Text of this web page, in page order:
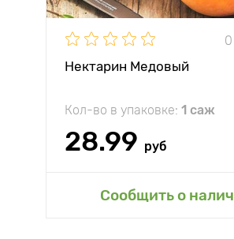
Нектарин Медовый
Кол-во в упаковке: 1 саж
28.99 руб
Сообщить о